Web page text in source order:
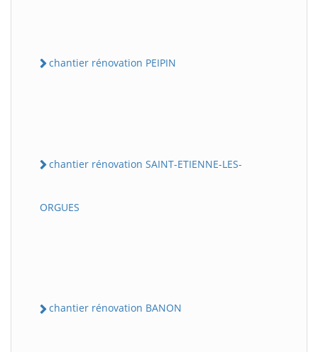
chantier rénovation PEIPIN
chantier rénovation SAINT-ETIENNE-LES-
ORGUES
chantier rénovation BANON